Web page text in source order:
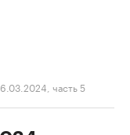
часть 5